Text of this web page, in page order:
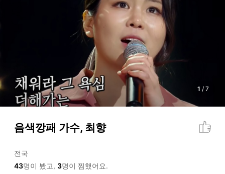
1 / 7
음색깡패 가수, 최향
전국
43명이 봤고, 3명이 찜했어요.